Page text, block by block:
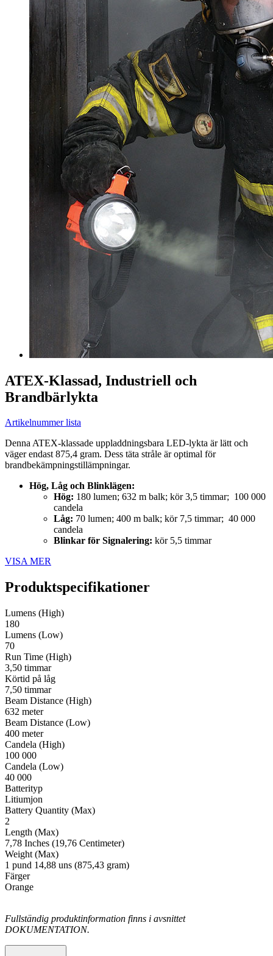
ATEX-Klassad, Industriell och
Brandbärlykta
Artikelnummer lista
Denna ATEX-klassade uppladdningsbara LED-lykta är lätt och
väger endast 875,4 gram. Dess täta stråle är optimal för
brandbekämpningstillämpningar.
Hög, Låg och Blinklägen:
Hög: 180 lumen; 632 m balk; kör 3,5 timmar; 100 000
candela
Låg: 70 lumen; 400 m balk; kör 7,5 timmar; 40 000
candela
Blinkar för Signalering: kör 5,5 timmar
VISA MER
Produktspecifikationer
Lumens (High)
180
Lumens (Low)
70
Run Time (High)
3,50 timmar
Körtid på låg
7,50 timmar
Beam Distance (High)
632 meter
Beam Distance (Low)
400 meter
Candela (High)
100 000
Candela (Low)
40 000
Batterityp
Litiumjon
Battery Quantity (Max)
2
Length (Max)
7,78 Inches (19,76 Centimeter)
Weight (Max)
1 pund 14,88 uns (875,43 gram)
Färger
Orange
Fullständig produktinformation finns i avsnittet
DOKUMENTATION.